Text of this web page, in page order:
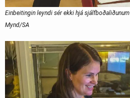
Einbeitingin leyndi sér ekki hjá
Mynd/SA